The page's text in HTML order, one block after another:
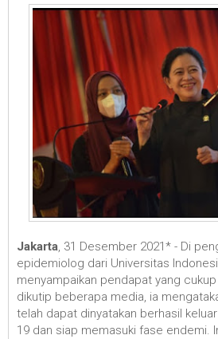
Jakarta, 31 Desember 2021* - Di
epidemiolog dari Universitas
menyampaikan pendapat yang
dikutip beberapa media, ia
telah dapat dinyatakan berhasil
19 dan siap memasuki fase endemi.